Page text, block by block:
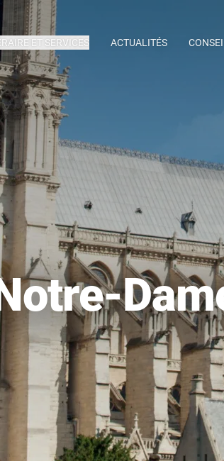
ET SERVICES ACTUALITÉS